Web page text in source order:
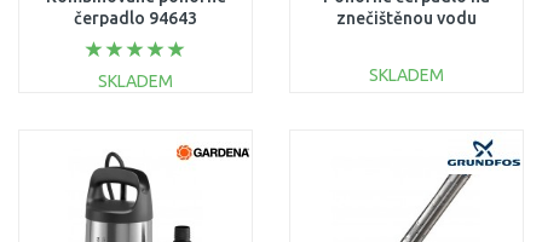
čerpadlo 94643
SKLADEM
Porovnat
znečištěnou vodu
SKLADEM